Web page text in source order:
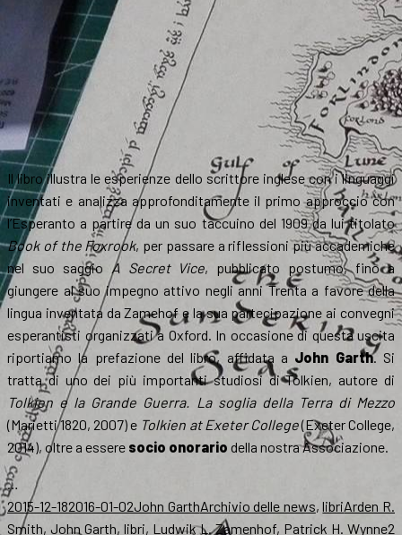
Il libro illustra le esperienze dello scrittore inglese con i linguaggi
inventati e analizza approfonditamente il primo approccio con
l’Esperanto a partire da un suo taccuino del 1909 da lui titolato
Book of the Foxrook, per passare a riflessioni più accademiche
nel suo saggio A Secret Vice, pubblicato postumo, fino a
giungere al suo impegno attivo negli anni Trenta a favore della
lingua inventata da Zamehof e la sua partecipazione ai convegni
esperantisti organizzati a Oxford. In occasione di questa uscita
riportiamo la prefazione del libro, affidata a John Garth. Si
tratta di uno dei più importanti studiosi di Tolkien, autore di
Tolkien e la Grande Guerra. La soglia della Terra di Mezzo
(Marietti 1820, 2007) e Tolkien at Exeter College(Exeter College,
2014), oltre a essere socio onorario della nostra Associazione.
…
Scritto
il
2015-12-182016-01-02Autore
John GarthCategorie
Archivio delle news,libriTag
Arden R.
Smith, John Garth, libri, Ludwik L. Zamenhof, Patrick H. Wynne2